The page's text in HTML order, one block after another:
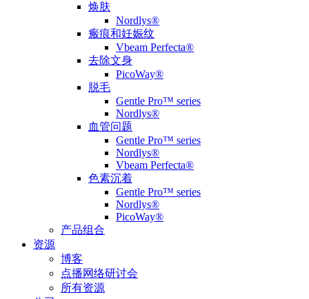
焕肤
Nordlys®
瘢痕和妊娠纹
Vbeam Perfecta®
去除文身
PicoWay®
脱毛
Gentle Pro™ series
Nordlys®
血管问题
Gentle Pro™ series
Nordlys®
Vbeam Perfecta®
色素沉着
Gentle Pro™ series
Nordlys®
PicoWay®
产品组合
资源
博客
点播网络研讨会
所有资源